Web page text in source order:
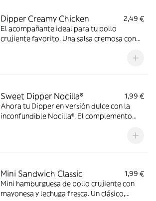
Dipper Creamy Chicken
2,49 €
El acompañante ideal para tu pollo
crujiente favorito. Una salsa cremosa con
Sweet Dipper Nocilla®
1,99 €
Ahora tu Dipper en versión dulce con la
inconfundible Nocilla®. El complemento
Mini Sandwich Classic
1,99 €
Mini hamburguesa de pollo crujiente con
mayonesa y lechuga fresca. Un clásico,